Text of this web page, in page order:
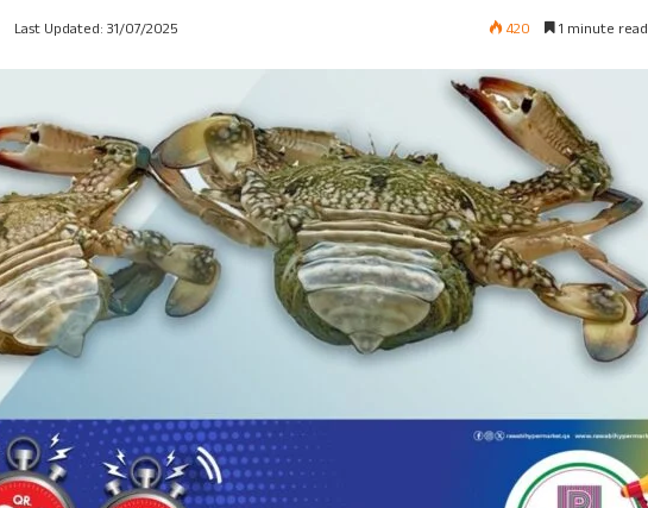
Last Updated: 31/07/2025 420 1 minute read